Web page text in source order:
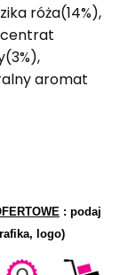
róża(14%),
aromat
: podaj
logo)